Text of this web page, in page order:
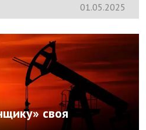
01.05.2025
своя